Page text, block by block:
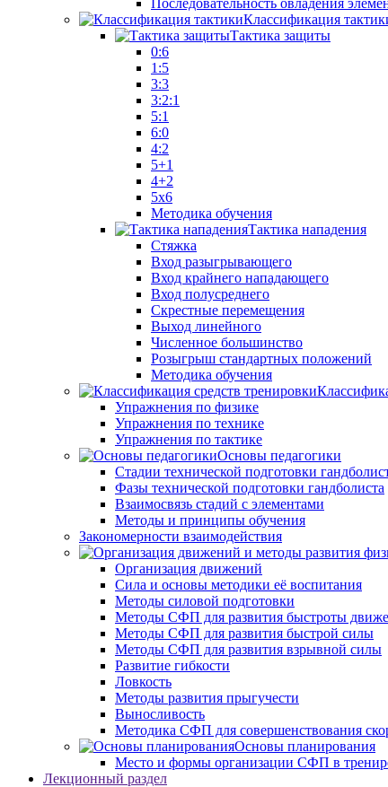
Последовательность овладения
Классификация
Тактика защиты
0:6
1:5
3:3
3:2:1
5:1
6:0
4:2
5+1
4+2
5x6
Методика обучения
Тактика нападения
Стяжка
Вход разыгрывающего
Вход крайнего нападающего
Вход полусреднего
Скрестные перемещения
Выход линейного
Численное большинство
Розыгрыш стандартных положений
Методика обучения
Упражнения по физике
Упражнения по технике
Упражнения по тактике
Основы педагогики
Стадии технической подготовки
Фазы технической подготовки гандболиста
Взаимосвязь стадий с элементами
Методы и принципы обучения
Закономерности взаимодействия
Организация движений
Сила и основы методики её воспитания
Методы силовой подготовки
Методы СФП для развития быстроты
Методы СФП для развития быстрой силы
Методы СФП для развития взрывной силы
Развитие гибкости
Ловкость
Методы развития прыгучести
Выносливость
Методика СФП для совершенствования
Основы планирования
Место и формы организации СФП в
Лекционный раздел